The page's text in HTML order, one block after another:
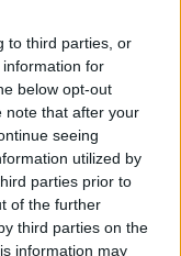
to third parties, or
for
below opt-out
note that after your
seeing
utilized by
parties prior to
of the further
third parties on the
information may
sa im
robí vašu